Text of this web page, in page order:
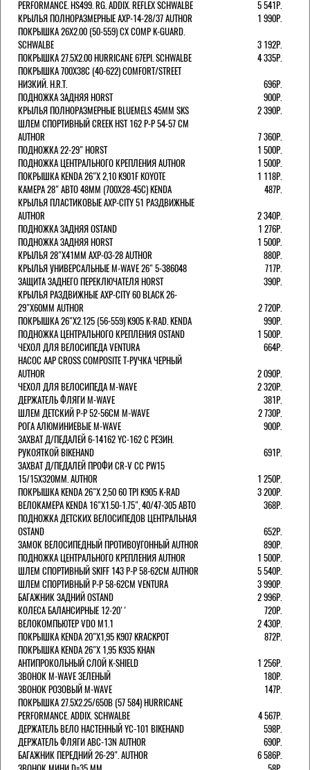
PERFORMANCE. HS499. RG. ADDIX. REFLEX SCHWALBE
5 541Р.
КРЫЛЬЯ ПОЛНОРАЗМЕРНЫЕ AXP-14-28/37 AUTHOR
1 990Р.
ПОКРЫШКА 26X2.00 (50-559) CX COMP K-GUARD.
SCHWALBE
3 192Р.
ПОКРЫШКА 27.5X2.00 HURRICANE 67EPI. SCHWALBE
4 335Р.
ПОКРЫШКА 700X38С (40-622) COMFORT/STREET
НИЗКИЙ. H.R.T.
696Р.
ПОДНОЖКА ЗАДНЯЯ HORST
900Р.
КРЫЛЬЯ ПОЛНОРАЗМЕРНЫЕ BLUEMELS 45MM SKS
2 390Р.
ШЛЕМ СПОРТИВНЫЙ CREEK HST 162 Р-Р 54-57 СМ
AUTHOR
7 360Р.
ПОДНОЖКА 22-29" HORST
1 500Р.
ПОДНОЖКА ЦЕНТРАЛЬНОГО КРЕПЛЕНИЯ AUTHOR
1 500Р.
ПОКРЫШКА KENDA 26"Х 2,10 K901F KOYOTE
1 118Р.
КАМЕРА 28" АВТО 48ММ (700Х28-45С) KENDA
487Р.
КРЫЛЬЯ ПЛАСТИКОВЫЕ AXP-CITY 51 РАЗДВИЖНЫЕ
AUTHOR
2 340Р.
ПОДНОЖКА ЗАДНЯЯ OSTAND
1 276Р.
ПОДНОЖКА ЗАДНЯЯ HORST
1 500Р.
КРЫЛЬЯ 28"Х41ММ AXP-03-28 AUTHOR
880Р.
КРЫЛЬЯ УНИВЕРСАЛЬНЫЕ M-WAVE 26" 5-386048
717Р.
ЗАЩИТА ЗАДНЕГО ПЕРЕКЛЮЧАТЕЛЯ HORST
390Р.
КРЫЛЬЯ РАЗДВИЖНЫЕ AXP-CITY 60 BLACK 26-
29"Х60ММ AUTHOR
2 720Р.
ПОКРЫШКА 26"Х2.125 (56-559) K905 K-RAD. KENDA
990Р.
ПОДНОЖКА ЦЕНТРАЛЬНОГО КРЕПЛЕНИЯ OSTAND
1 500Р.
ЧЕХОЛ ДЛЯ ВЕЛОСИПЕДА VENTURA
664Р.
НАСОС AAP CROSS COMPOSITE Т-РУЧКА ЧЕРНЫЙ
AUTHOR
2 090Р.
ЧЕХОЛ ДЛЯ ВЕЛОСИПЕДА M-WAVE
2 320Р.
ДЕРЖАТЕЛЬ ФЛЯГИ M-WAVE
381Р.
ШЛЕМ ДЕТСКИЙ Р-Р 52-56СМ M-WAVE
2 730Р.
РОГА АЛЮМИНИЕВЫЕ M-WAVE
900Р.
ЗАХВАТ Д/ПЕДАЛЕЙ 6-14162 YC-162 С РЕЗИН.
РУКОЯТКОЙ BIKEHAND
691Р.
ЗАХВАТ Д/ПЕДАЛЕЙ ПРОФИ CR-V CC PW15
15/15X320ММ. AUTHOR
1 250Р.
ПОКРЫШКА KENDA 26"Х 2,50 60 TPI K905 K-RAD
3 200Р.
ВЕЛОКАМЕРА KENDA 16"Х1.50-1.75", 40/47-305 АВТО
368Р.
ПОДНОЖКА ДЕТСКИХ ВЕЛОСИПЕДОВ ЦЕНТРАЛЬНАЯ
OSTAND
652Р.
ЗАМОК ВЕЛОСИПЕДНЫЙ ПРОТИВОУГОННЫЙ AUTHOR
890Р.
ПОДНОЖКА ЦЕНТРАЛЬНОГО КРЕПЛЕНИЯ AUTHOR
1 500Р.
ШЛЕМ СПОРТИВНЫЙ SKIFF 143 Р-Р 58-62СМ AUTHOR
5 540Р.
ШЛЕМ СПОРТИВНЫЙ Р-Р 58-62СМ VENTURA
3 990Р.
БАГАЖНИК ЗАДНИЙ OSTAND
2 996Р.
КОЛЕСА БАЛАНСИРНЫЕ 12-20''
720Р.
ВЕЛОКОМПЬЮТЕР VDO M1.1
2 430Р.
ПОКРЫШКА KENDA 20"Х1,95 K907 KRACKPOT
872Р.
ПОКРЫШКА KENDA 26"Х 1,95 K935 KHAN
АНТИПРОКОЛЬНЫЙ СЛОЙ K-SHIELD
1 256Р.
ЗВОНОК M-WAVE ЗЕЛЕНЫЙ
180Р.
ЗВОНОК РОЗОВЫЙ M-WAVE
147Р.
ПОКРЫШКА 27.5X2.25/650B (57 584) HURRICANE
PERFORMANCE. ADDIX. SCHWALBE
4 567Р.
ДЕРЖАТЕЛЬ ВЕЛО НАСТЕННЫЙ YC-101 BIKEHAND
598Р.
ДЕРЖАТЕЛЬ ФЛЯГИ ABC-13N AUTHOR
690Р.
БАГАЖНИК ПЕРЕДНИЙ 26-29". AUTHOR
6 586Р.